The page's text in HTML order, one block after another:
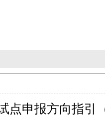
点申报方向指引